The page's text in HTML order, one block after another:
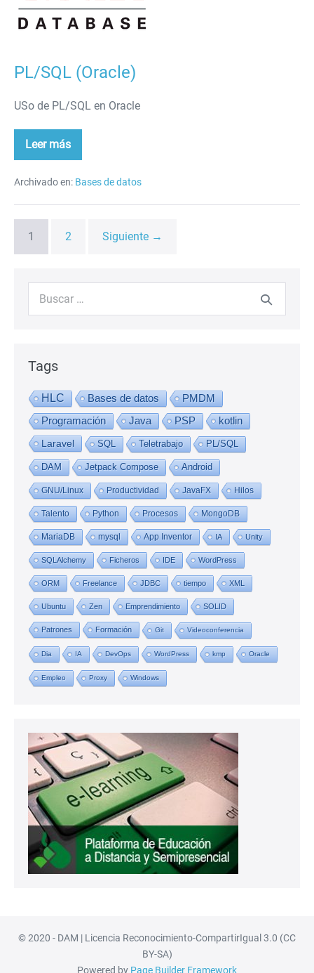
PL/SQL (Oracle)
USo de PL/SQL en Oracle
Leer más
PL/SQL
(Oracle)
Archivado en: Bases de datos
1 2 Siguiente →
Buscar:
Tags
HLC Bases de datos
PMDM
Programación
Java PSP
kotlin
Laravel
SQL Teletrabajo PL/SQL
DAM Jetpack Compose Android
GNU/Linux Productividad JavaFX Hilos
Talento Python Procesos MongoDB
MariaDB mysql App Inventor IA Unity
SQLAlchemy Ficheros IDE WordPress
ORM Freelance JDBC tiempo XML
Ubuntu Zen Emprendimiento SOLID
Patrones Formación Git Videoconferencia
Dia IA DevOps WordPress kmp Oracle
Empleo Proxy Windows
© 2020 - DAM | Licencia Reconocimiento-CompartirIgual 3.0 (CC
BY-SA)
Powered by Page Builder Framework